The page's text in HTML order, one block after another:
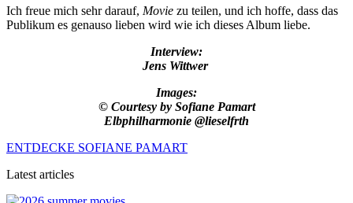
Ich freue mich sehr darauf, Movie zu teilen, und ich hoffe, dass das
Publikum es genauso lieben wird wie ich dieses Album liebe.
Interview:
Jens Wittwer
Images:
© Courtesy by Sofiane Pamart
Elbphilharmonie @lieselfrth
ENTDECKE SOFIANE PAMART
Latest articles